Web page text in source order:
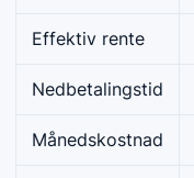
Effektiv rente
Nedbetalingstid
Månedskostnad